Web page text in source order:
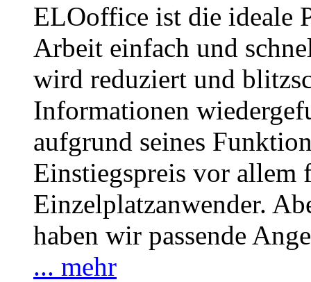
ELOoffice ist die ideale
Arbeit einfach und
wird reduziert und
Informationen
aufgrund seines
Einstiegspreis vor allem
Einzelplatzanwender.
haben wir passende
... mehr